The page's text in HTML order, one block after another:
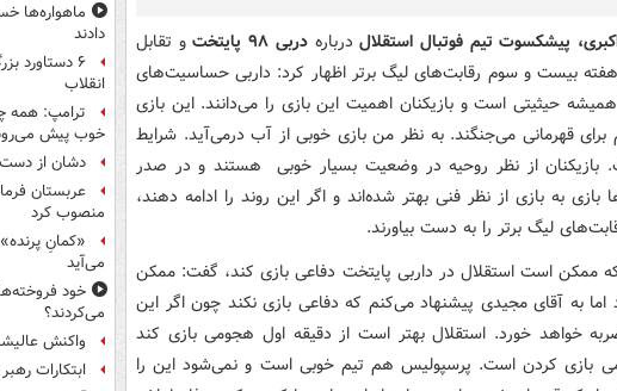
اکبری، پیشکسوت تیم فوتبال استقلالدربارهدربی ۹۸ پایتخت
و تقابل
بیست و سوم رقابت‌های لیگ برتر اظهار کرد: داربی حساسیت‌های
حیثیتی است و بازیکنان اهمیت این بازی را می‌دانند. این بازی
قهرمانی می‌جنگند. به نظر من بازی خوبی از آب درمی‌آید. شرایط
بازیکنان از نظر روحیه در وضعیت بسیار خوبی هستند و در صدر
بازی به بازی از نظر فنی بهتر شده‌اند و اگر این روند را ادامه دهند،
لیگ برتر را به دست بیاورند.
ممکن است استقلال در داربی پایتخت دفاعی بازی کند، گفت: ممکن
به آقای مجیدی پیشنهاد می‌کنم که دفاعی بازی نکند چون اگر این
خواهد خورد. استقلال بهتر است از دقیقه اول هجومی بازی کند
بازی کردن است. پرسپولیس هم تیم خوبی است و نمی‌شود این را
ماهواره‌ها
دادند
انقلاب
ترامپ: همه
خوب پیش
دشان از دست
عربستان
منصوب کرد
«کمانِ
می‌آید
خود
می‌کردند؟
واکنش
ابتکارات